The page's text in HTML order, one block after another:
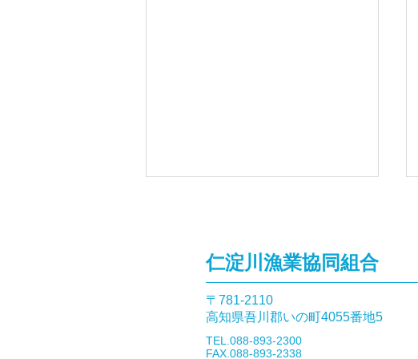
9月27日「仁淀川の森と水を
考えるシンポジウム」開催の
仁淀川漁業協同組合
〒781-2110​
高知県吾川郡いの町4055番地5
​TEL.088-893-2300
FAX.088-893-2338